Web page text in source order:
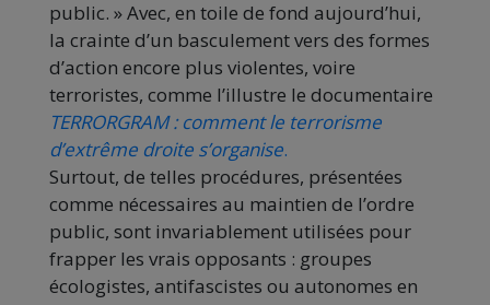
public. » Avec, en toile de fond aujourd’hui,
la crainte d’un basculement vers des formes
d’action encore plus violentes, voire
terroristes, comme l’illustre le documentaire
TERRORGRAM : comment le terrorisme
d’extrême droite s’organise.
Surtout, de telles procédures, présentées
comme nécessaires au maintien de l’ordre
public, sont invariablement utilisées pour
frapper les vrais opposants : groupes
écologistes, antifascistes ou autonomes en